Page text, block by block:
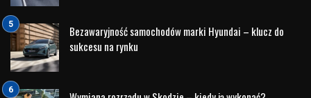
Laser White.
Sprawdź stan opakowania – w przypadku
kolekcjonerskich modeli stan pudełka może mieć